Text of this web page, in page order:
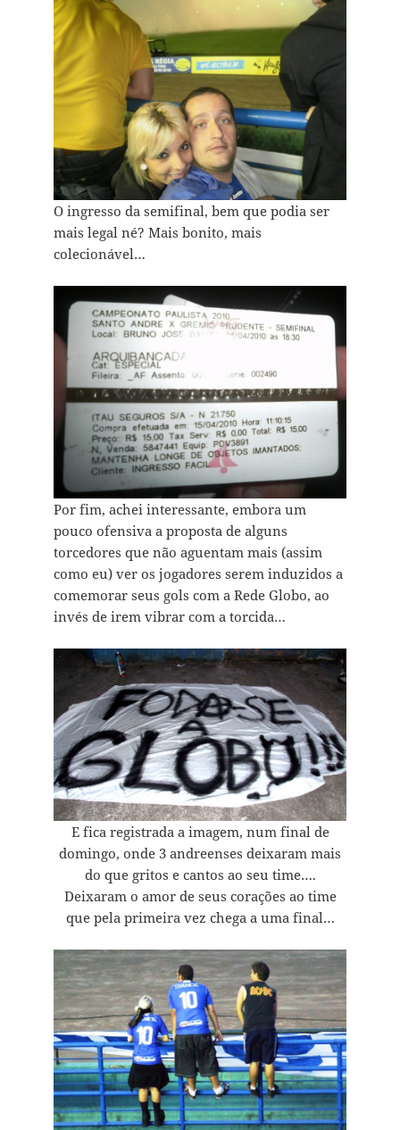
O ingresso da semifinal, bem que podia ser
mais legal né? Mais bonito, mais
colecionável…
Por fim, achei interessante, embora um
pouco ofensiva a proposta de alguns
torcedores que não aguentam mais (assim
como eu) ver os jogadores serem induzidos a
comemorar seus gols com a Rede Globo, ao
invés de irem vibrar com a torcida…
E fica registrada a imagem, num final de
domingo, onde 3 andreenses deixaram mais
do que gritos e cantos ao seu time….
Deixaram o amor de seus corações ao time
que pela primeira vez chega a uma final…